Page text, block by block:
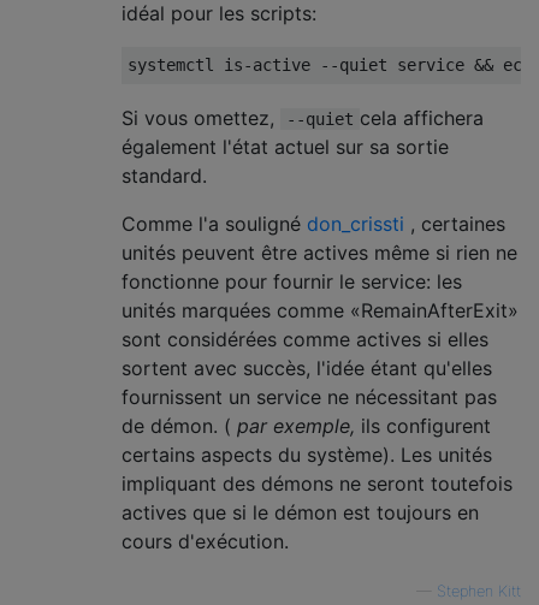
idéal pour les scripts:
systemctl is-active --quiet service &&
Si vous omettez, --quiet cela affichera
également l'état actuel sur sa sortie
standard.
Comme l'a souligné don_crissti , certaines
unités peuvent être actives même si rien ne
fonctionne pour fournir le service: les
unités marquées comme «RemainAfterExit»
sont considérées comme actives si elles
sortent avec succès, l'idée étant qu'elles
fournissent un service ne nécessitant pas
de démon. ( par exemple, ils configurent
certains aspects du système). Les unités
impliquant des démons ne seront toutefois
actives que si le démon est toujours en
cours d'exécution.
Stephen Kitt